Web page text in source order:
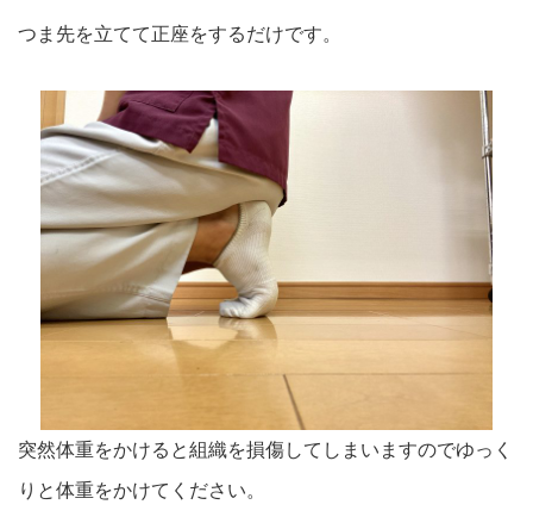
つま先を立てて正座をするだけです。
突然体重をかけると組織を損傷してしまいますのでゆっく
りと体重をかけてください。